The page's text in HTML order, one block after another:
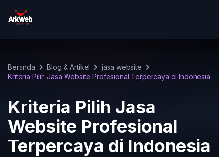
Beranda Blog & Artikel
jasa website
Kriteria Pilih Jasa Website Profesional Terpercaya di Indonesia
Kriteria Pilih Jasa
Website Profesional
Terpercaya di Indonesia